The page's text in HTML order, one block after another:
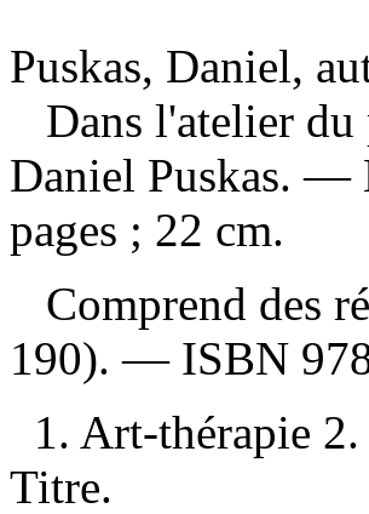
Puskas, Daniel,
Dans l'atelier
Daniel Puskas. —
pages ; 22 cm.
Comprend des
190). — ISBN
1. Art-thérapie
Titre.